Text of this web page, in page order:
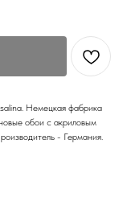
Немецкая фабрика
обои с акриловым
- Германия.